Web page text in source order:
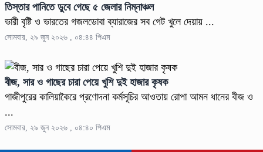
তিস্তার পানিতে ডুবে গেছে ৫ জেলার নিম্নাঞ্চল
ভারী বৃষ্টি ও ভারতের গজলডোবা ব্যারাজের সব গেট খুলে দেয়ায় ...
সোমবার, ২৯ জুন ২০২৬ , ০৪:৪৪ পিএম
বীজ, সার ও গাছের চারা পেয়ে খুশি দুই হাজার কৃষক
গাজীপুরের কালিয়াকৈরে প্রণোদনা কর্মসূচির আওতায় রোপা আমন ধানের বীজ ও
...
সোমবার, ২৯ জুন ২০২৬ , ০৪:৪০ পিএম